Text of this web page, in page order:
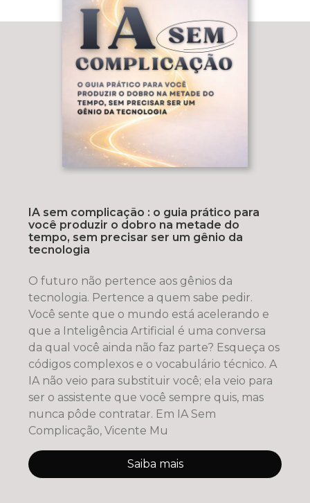
IA sem complicação : o guia prático para
você produzir o dobro na metade do
tempo, sem precisar ser um gênio da
tecnologia
O futuro não pertence aos gênios da
tecnologia. Pertence a quem sabe pedir.
Você sente que o mundo está acelerando e
que a Inteligência Artificial é uma conversa
da qual você ainda não faz parte? Esqueça os
códigos complexos e o vocabulário técnico. A
IA não veio para substituir você; ela veio para
ser o assistente que você sempre quis, mas
nunca pôde contratar. Em IA Sem
Complicação, Vicente Mu
Saiba mais